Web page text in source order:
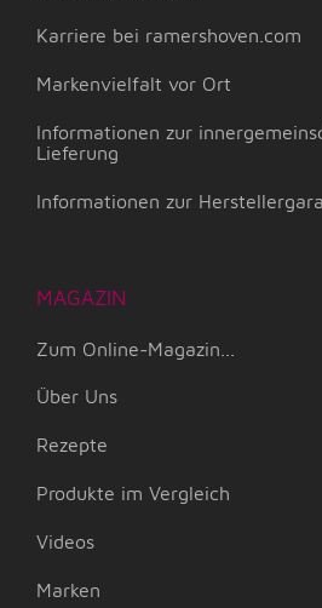
Karriere bei ramershoven.com
Markenvielfalt vor Ort
Informationen zur
Lieferung
Informationen zur
MAGAZIN
Zum Online-Magazin...
Über Uns
Rezepte
Produkte im Vergleich
Videos
Marken